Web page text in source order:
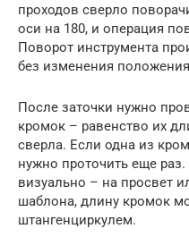
проходов сверло
оси на 180, и операция
Поворот инструмента
без изменения
После заточки нужно
кромок – равенство их
сверла. Если одна из
нужно проточить еще раз.
визуально – на просвет
шаблона, длину кромок
штангенциркулем.